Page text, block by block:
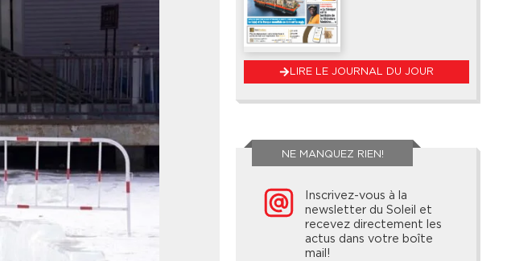
LIRE LE JOURNAL DU JOUR
NE MANQUEZ RIEN!
Inscrivez-vous à la
newsletter du Soleil et
recevez directement les
actus dans votre boîte
mail!